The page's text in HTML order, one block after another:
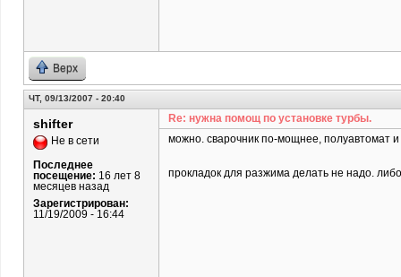
Верх
ЧТ, 09/13/2007 - 20:40
shifter
Не в сети
Последнее
посещение: 16 лет 8
месяцев назад
Зарегистрирован:
11/19/2009 - 16:44
Re: нужна помощ по установке турбы.
можно. сварочник по-мощнее, полуавтомат
прокладок для разжима делать не надо.